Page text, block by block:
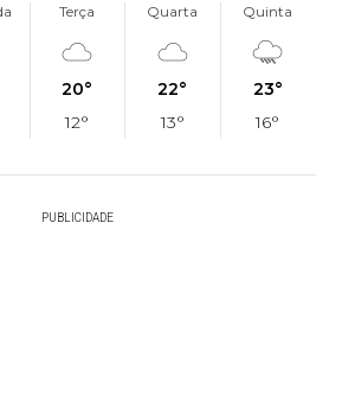
Terça
20°
12°
Quarta
22°
13°
Quinta
23°
16°
PUBLICIDADE